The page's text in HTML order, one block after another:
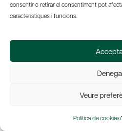
consentir o retirar el consentiment pot
característiques i funcions.
Denega
Veure
Política de cookies
Economía y